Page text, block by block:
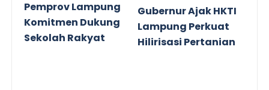
Pemprov Lampung
Komitmen Dukung
Sekolah Rakyat
Gubernur Ajak HKTI
Lampung Perkuat
Hilirisasi Pertanian